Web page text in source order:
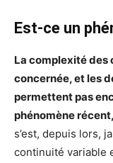
Est-ce un
La complexité des
concernée, et les
permettent pas
phénomène
s’est, depuis lors,
continuité variable